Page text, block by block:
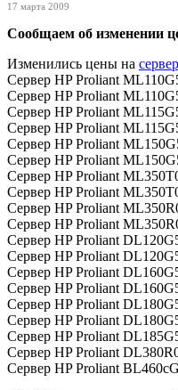
17 марта 2009
Сообщаем об изменении
Изменились цены на
Сервер HP Proliant
Сервер HP Proliant
Сервер HP Proliant
Сервер HP Proliant
Сервер HP Proliant
Сервер HP Proliant
Сервер HP Proliant
Сервер HP Proliant
Сервер HP Proliant
Сервер HP Proliant
Сервер HP Proliant
Сервер HP Proliant
Сервер HP Proliant
Сервер HP Proliant
Сервер HP Proliant
Сервер HP Proliant
Сервер HP Proliant
Сервер HP Proliant
Сервер HP Proliant